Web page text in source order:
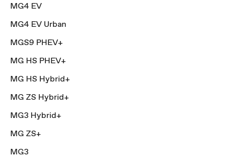
MG4 EV
MG4 EV Urban
MGS9 PHEV+
MG HS PHEV+
MG HS Hybrid+
MG ZS Hybrid+
MG3 Hybrid+
MG ZS+
MG3